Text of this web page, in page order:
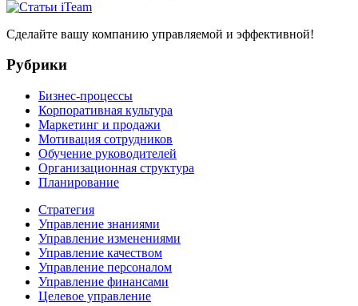
Сделайте вашу компанию управляемой и эффективной!
Рубрики
Бизнес-процессы
Корпоративная культура
Маркетинг и продажи
Мотивация сотрудников
Обучение руководителей
Организационная структура
Планирование
Стратегия
Управление знаниями
Управление изменениями
Управление качеством
Управление персоналом
Управление финансами
Целевое управление